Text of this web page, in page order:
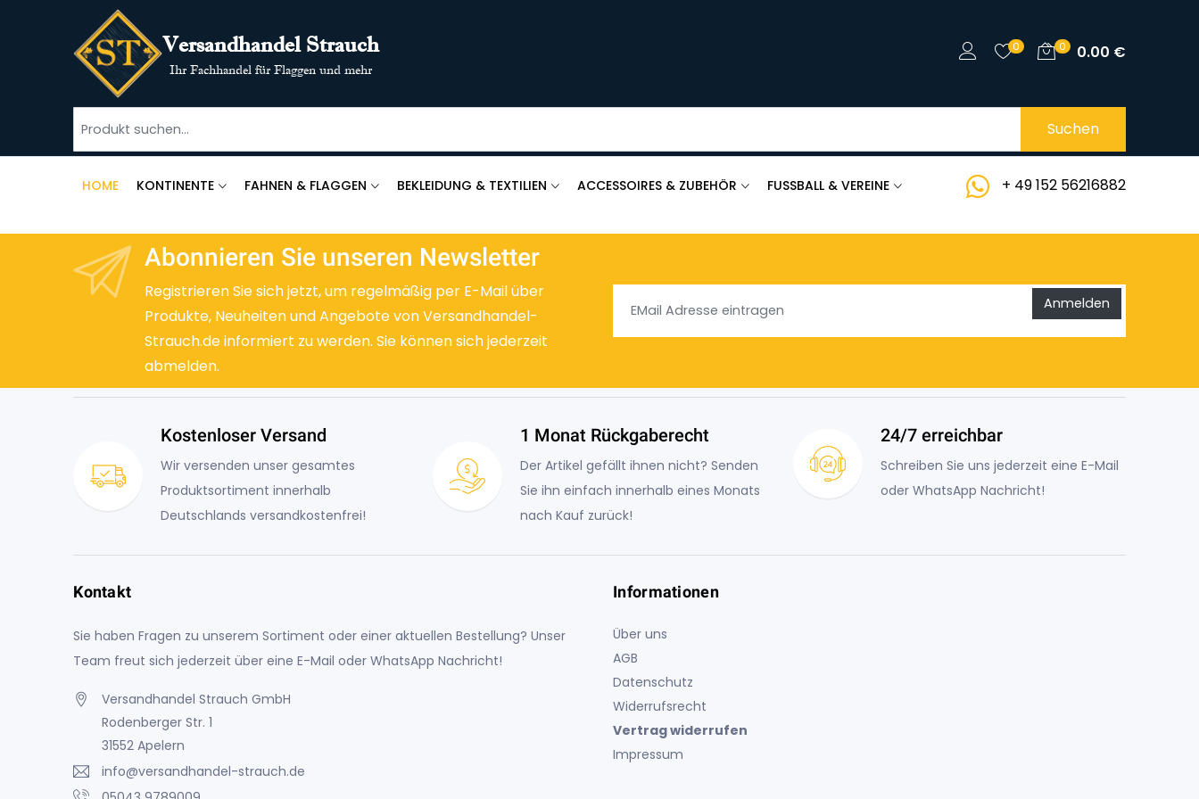
Versandhandel Strauch
Ihr Fachhandel für Flaggen und mehr
0 0 0.00 €
Suchen
HOME KONTINENTE FAHNEN & FLAGGEN BEKLEIDUNG & TEXTILIEN ACCESSOIRES & ZUBEHÖR FUSSBALL & VEREINE + 49 152 56216882
Abonnieren Sie unseren Newsletter
Registrieren Sie sich jetzt, um regelmäßig per E-Mail über
Produkte, Neuheiten und Angebote von Versandhandel-
Strauch.de informiert zu werden. Sie können sich jederzeit
abmelden.
Anmelden
Kostenloser Versand
Wir versenden unser gesamtes
Produktsortiment innerhalb
Deutschlands versandkostenfrei!
1 Monat Rückgaberecht
Der Artikel gefällt ihnen nicht? Senden
Sie ihn einfach innerhalb eines Monats
nach Kauf zurück!
24/7 erreichbar
Schreiben Sie uns jederzeit eine E-Mail
oder WhatsApp Nachricht!
Kontakt
Sie haben Fragen zu unserem Sortiment oder einer aktuellen Bestellung? Unser
Team freut sich jederzeit über eine E-Mail oder WhatsApp Nachricht!
Versandhandel Strauch GmbH
Rodenberger Str. 1
31552 Apelern
info@versandhandel-strauch.de
Informationen
Über uns
AGB
Datenschutz
Widerrufsrecht
Vertrag widerrufen
Impressum